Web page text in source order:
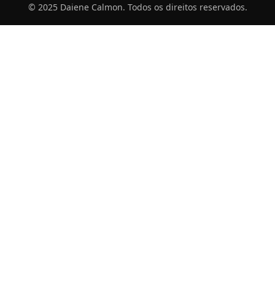
© 2025 Daiene Calmon. Todos os direitos reservados.